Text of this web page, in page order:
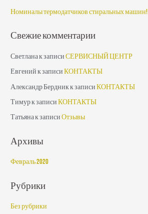
Номиналы термодатчиков стиральных машин!
Свежие комментарии
Светланак записиСЕРВИСНЫЙ ЦЕНТР
Евгенийк записиКОНТАКТЫ
Александр Бердникк записиКОНТАКТЫ
Тимурк записиКОНТАКТЫ
Татьянак записиОтзывы
Архивы
Февраль 2020
Рубрики
Без рубрики